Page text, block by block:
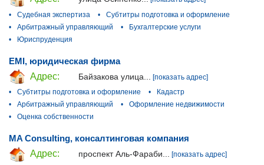
•
Судебная экспертиза •
Субтитры подготовка и оформление
•
Арбитражный управляющий •
Бухгалтерские услуги
•
Юриспруденция
EMI, юридическая фирма
Адрес:
Байзакова улица...
[показать адрес]
•
Субтитры подготовка и оформление •
Кадастр
•
Арбитражный управляющий •
Оформление недвижимости
•
Оценка собственности
MA Consulting, консалтинговая компания
Адрес:
проспект Аль-Фараби... [показать адрес]